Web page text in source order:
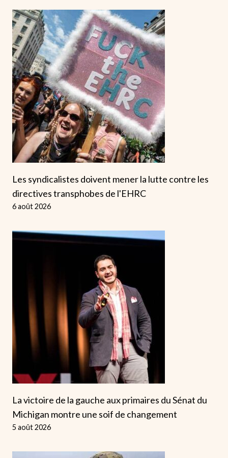
Les syndicalistes doivent mener la lutte contre les
directives transphobes de l'EHRC
6 août 2026
La victoire de la gauche aux primaires du Sénat du
Michigan montre une soif de changement
5 août 2026